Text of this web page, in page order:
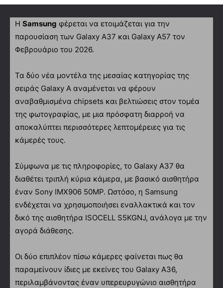
Η Samsung φέρεται να ετοιμάζεται για την
παρουσίαση των Galaxy A37 και Galaxy A57 τον
Φεβρουάριο του 2026.
Τα δύο νέα μοντέλα της μεσαίας κατηγορίας της
σειράς Galaxy A αναμένεται να φέρουν
αναβαθμισμένα chipsets και βελτιώσεις στον τομέα
της φωτογραφίας, με μια πρόσφατη διαρροή να
αποκαλύπτει περισσότερες λεπτομέρειες για τις
κάμερές τους.
Σύμφωνα με τις πληροφορίες, το Galaxy A37 θα
διαθέτει τριπλή κύρια κάμερα, με βασικό αισθητήρα
έναν Sony IMX906 50MP. Ωστόσο, η Samsung
ενδέχεται να χρησιμοποιήσει εναλλακτικά και τον
δικό της αισθητήρα ISOCELL S5KGNJ, ανάλογα με την
αγορά διάθεσης.
Οι δύο επιπλέον πίσω κάμερες φαίνεται πως θα
παραμείνουν ίδιες με εκείνες του Galaxy A36,
περιλαμβάνοντας έναν υπερευρυγώνιο αισθητήρα